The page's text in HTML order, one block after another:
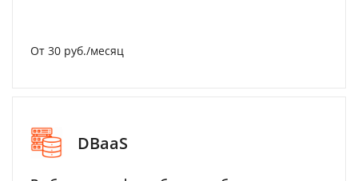
От 30 руб./месяц
DBaaS